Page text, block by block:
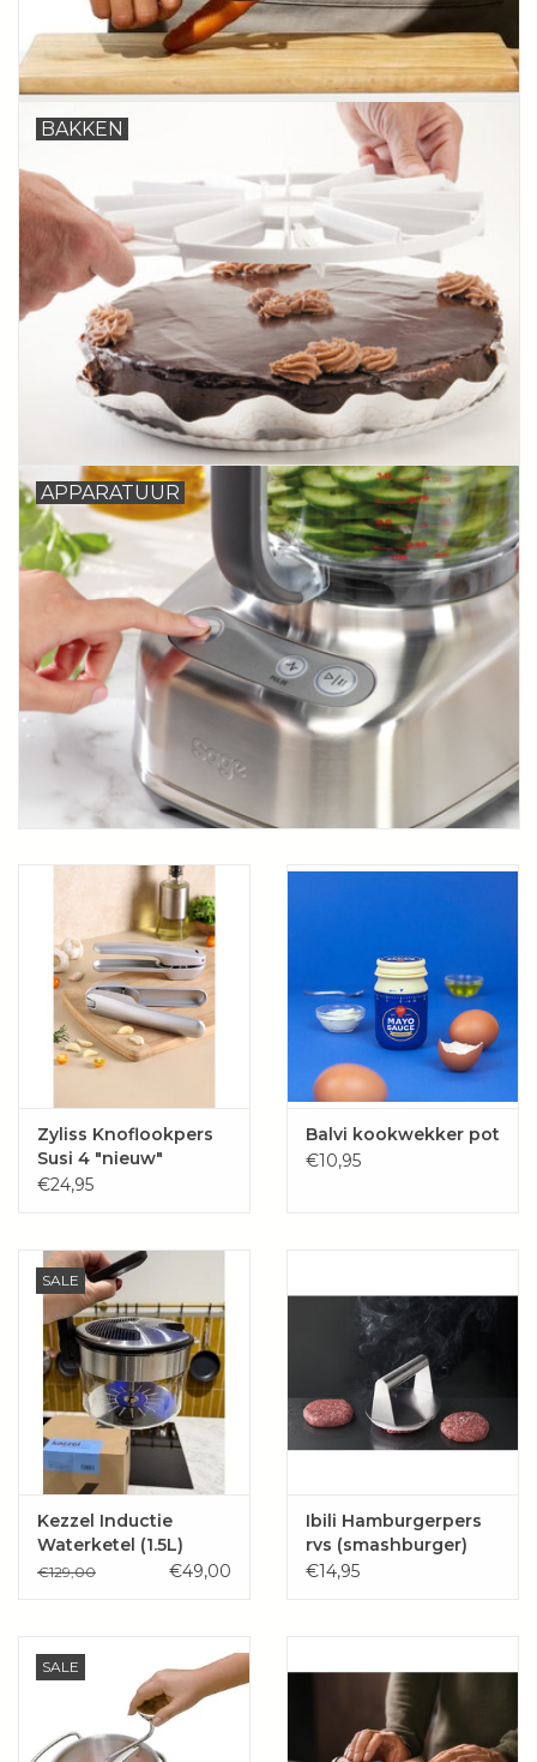
BAKKEN
APPARATUUR
Zyliss Knoflookpers
Susi 4 "nieuw"
€24,95
Balvi kookwekker pot
€10,95
SALE
Kezzel Inductie
Waterketel (1.5L)
€129,00 €49,00
Ibili Hamburgerpers
rvs (smashburger)
€14,95
SALE